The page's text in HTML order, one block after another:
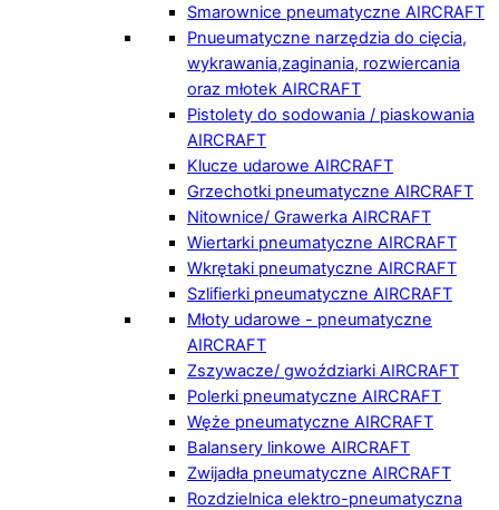
Smarownice pneumatyczne AIRCRAFT
Pnueumatyczne narzędzia do cięcia,
wykrawania,zaginania, rozwiercania
oraz młotek AIRCRAFT
Pistolety do sodowania / piaskowania
AIRCRAFT
Klucze udarowe AIRCRAFT
Grzechotki pneumatyczne AIRCRAFT
Nitownice/ Grawerka AIRCRAFT
Wiertarki pneumatyczne AIRCRAFT
Wkrętaki pneumatyczne AIRCRAFT
Szlifierki pneumatyczne AIRCRAFT
Młoty udarowe - pneumatyczne
AIRCRAFT
Zszywacze/ gwoździarki AIRCRAFT
Polerki pneumatyczne AIRCRAFT
Węże pneumatyczne AIRCRAFT
Balansery linkowe AIRCRAFT
Zwijadła pneumatyczne AIRCRAFT
Rozdzielnica elektro-pneumatyczna